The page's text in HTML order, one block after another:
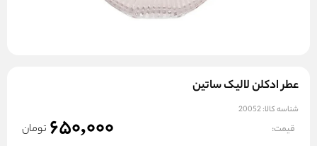
عطر ادکلن لالیک ساتین
شناسه کالا:20052
قیمت: 650,000 تومان